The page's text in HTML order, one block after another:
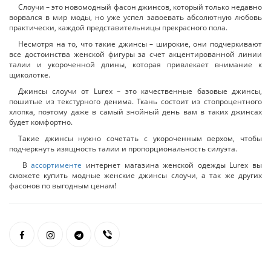
Слоучи – это новомодный фасон джинсов, который только недавно
ворвался в мир моды, но уже успел завоевать абсолютную любовь
практически, каждой представительницы прекрасного пола.
Несмотря на то, что такие джинсы – широкие, они подчеркивают
все достоинства женской фигуры за счет акцентированной линии
талии и укороченной длины, которая привлекает внимание к
щиколотке.
Джинсы слоучи от Lurex – это качественные базовые джинсы,
пошитые из текстурного денима. Ткань состоит из стопроцентного
хлопка, поэтому даже в самый знойный день вам в таких джинсах
будет комфортно.
Такие джинсы нужно сочетать с укороченным верхом, чтобы
подчеркнуть изящность талии и пропорциональность силуэта.
Вассортименте интернет магазина женской одежды Lurex вы
сможете купить модные женские джинсы слоучи, а так же других
фасонов по выгодным ценам!